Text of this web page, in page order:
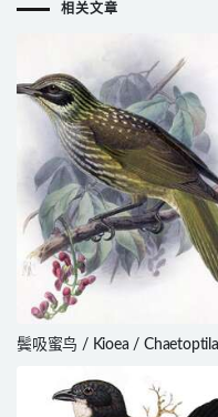
相关文章
鬓吸蜜鸟 / Kioea / Chaetoptila